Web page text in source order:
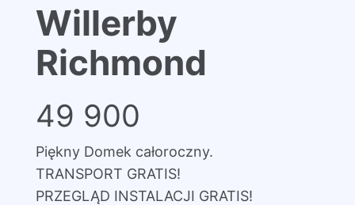
Willerby
Richmond
49 900
Piękny Domek całoroczny.
TRANSPORT GRATIS!
PRZEGLĄD INSTALACJI GRATIS!